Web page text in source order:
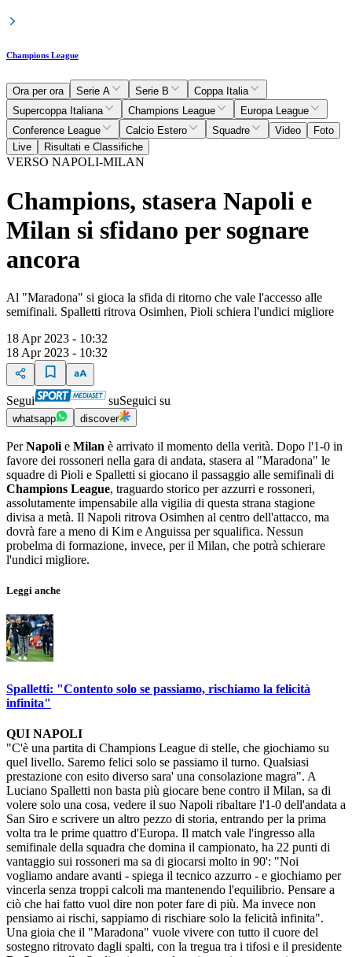
Champions League
Ora per ora Serie A Serie B
Coppa Italia
Supercoppa Italiana
Champions League
Europa League
Conference League
Calcio Estero Squadre Video
Foto
Live
Risultati e Classifiche
VERSO NAPOLI-MILAN
Champions, stasera Napoli e
Milan si sfidano per sognare
ancora
Al "Maradona" si gioca la sfida di ritorno che vale l'accesso alle
semifinali. Spalletti ritrova Osimhen, Pioli schiera l'undici migliore
18 Apr 2023 - 10:32
18 Apr 2023 - 10:32
Segui suSeguici su
whatsapp discover
PerNapoli e Milan è arrivato il momento della verità. Dopo l'1-0 in
favore dei rossoneri nella gara di andata, stasera al "Maradona" le
squadre di Pioli e Spalletti si giocano il passaggio alle semifinali di
Champions League, traguardo storico per azzurri e rossoneri,
assolutamente impensabile alla vigilia di questa strana stagione
divisa a metà. Il Napoli ritrova Osimhen al centro dell'attacco, ma
dovrà fare a meno di Kim e Anguissa per squalifica. Nessun
probelma di formazione, invece, per il Milan, che potrà schierare
l'undici migliore.
Leggi anche
Spalletti: "Contento solo se passiamo, rischiamo la felicità
infinita"
QUI NAPOLI
"C'è una partita di Champions League di stelle, che giochiamo su
quel livello. Saremo felici solo se passiamo il turno. Qualsiasi
prestazione con esito diverso sara' una consolazione magra". A
Luciano Spalletti non basta più giocare bene contro il Milan, sa di
volere solo una cosa, vedere il suo Napoli ribaltare l'1-0 dell'andata a
San Siro e scrivere un altro pezzo di storia, entrando per la prima
volta tra le prime quattro d'Europa. Il match vale l'ingresso alla
semifinale della squadra che domina il campionato, ha 22 punti di
vantaggio sui rossoneri ma sa di giocarsi molto in 90': "Noi
vogliamo andare avanti - spiega il tecnico azzurro - e giochiamo per
vincerla senza troppi calcoli ma mantenendo l'equilibrio. Pensare a
ciò che hai fatto vuol dire non poter fare di più. Ma invece non
pensiamo ai rischi, sappiamo di rischiare solo la felicità infinita".
Una gioia che il "Maradona" vuole vivere con tutto il cuore del
sostegno ritrovato dagli spalti, con la tregua tra i tifosi e il presidente